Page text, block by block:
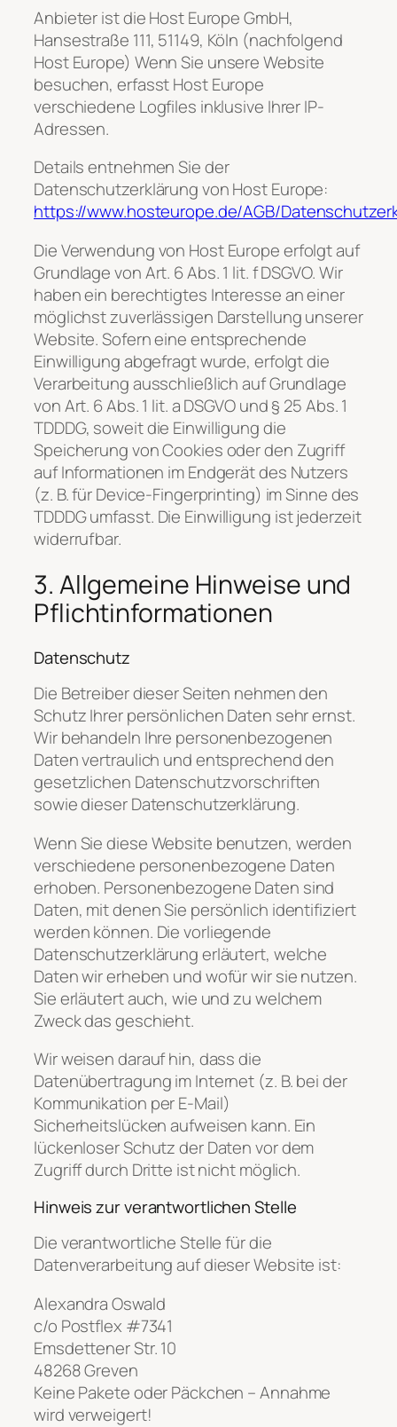
Anbieter ist die Host Europe GmbH,
Hansestraße 111, 51149, Köln (nachfolgend
Host Europe) Wenn Sie unsere Website
besuchen, erfasst Host Europe
verschiedene Logfiles inklusive Ihrer IP-
Adressen.
Details entnehmen Sie der
Datenschutzerklärung von Host Europe:
https://www.hosteurope.de/AGB/
Die Verwendung von Host Europe erfolgt auf
Grundlage von Art. 6 Abs. 1 lit. f DSGVO. Wir
haben ein berechtigtes Interesse an einer
möglichst zuverlässigen Darstellung unserer
Website. Sofern eine entsprechende
Einwilligung abgefragt wurde, erfolgt die
Verarbeitung ausschließlich auf Grundlage
von Art. 6 Abs. 1 lit. a DSGVO und § 25 Abs. 1
TDDDG, soweit die Einwilligung die
Speicherung von Cookies oder den Zugriff
auf Informationen im Endgerät des Nutzers
(z. B. für Device-Fingerprinting) im Sinne des
TDDDG umfasst. Die Einwilligung ist jederzeit
widerrufbar.
3. Allgemeine Hinweise und
Pflicht­informationen
Datenschutz
Die Betreiber dieser Seiten nehmen den
Schutz Ihrer persönlichen Daten sehr ernst.
Wir behandeln Ihre personenbezogenen
Daten vertraulich und entsprechend den
gesetzlichen Datenschutzvorschriften
sowie dieser Datenschutzerklärung.
Wenn Sie diese Website benutzen, werden
verschiedene personenbezogene Daten
erhoben. Personenbezogene Daten sind
Daten, mit denen Sie persönlich identifiziert
werden können. Die vorliegende
Datenschutzerklärung erläutert, welche
Daten wir erheben und wofür wir sie nutzen.
Sie erläutert auch, wie und zu welchem
Zweck das geschieht.
Wir weisen darauf hin, dass die
Datenübertragung im Internet (z. B. bei der
Kommunikation per E-Mail)
Sicherheitslücken aufweisen kann. Ein
lückenloser Schutz der Daten vor dem
Zugriff durch Dritte ist nicht möglich.
Hinweis zur verantwortlichen Stelle
Die verantwortliche Stelle für die
Datenverarbeitung auf dieser Website ist:
Alexandra Oswald
c/o Postflex #7341
Emsdettener Str. 10
48268 Greven
Keine Pakete oder Päckchen – Annahme
wird verweigert!